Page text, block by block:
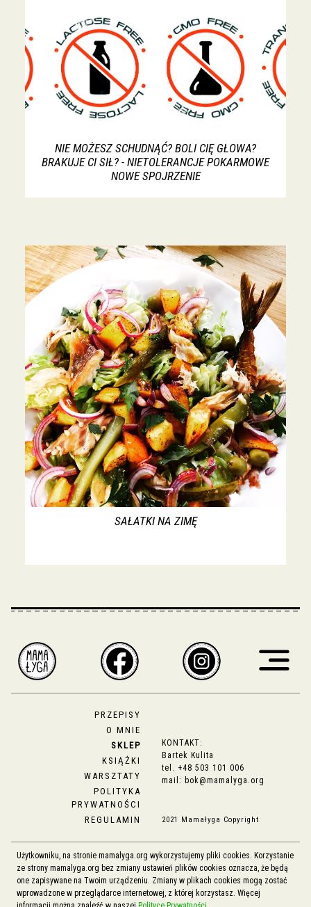
NIE MOŻESZ SCHUDNĄĆ? BOLI CIĘ GŁOWA?
BRAKUJE CI SIŁ? - NIETOLERANCJE POKARMOWE
NOWE SPOJRZENIE
SAŁATKI NA ZIMĘ
PRZEPISY
O MNIE
SKLEP
KSIĄŻKI
WARSZTATY
POLITYKA
PRYWATNOŚCI
REGULAMIN
KONTAKT:
Bartek Kulita
tel. +48 503 101 006
mail: bok@mamalyga.org
2021 Mamałyga Copyright
Użytkowniku, na stronie mamalyga.org wykorzystujemy pliki cookies. Korzystanie
ze strony mamalyga.org bez zmiany ustawień plików cookies oznacza, że będą
one zapisywane na Twoim urządzeniu. Zmiany w plikach cookies mogą zostać
wprowadzone w przeglądarce internetowej, z której korzystasz. Więcej